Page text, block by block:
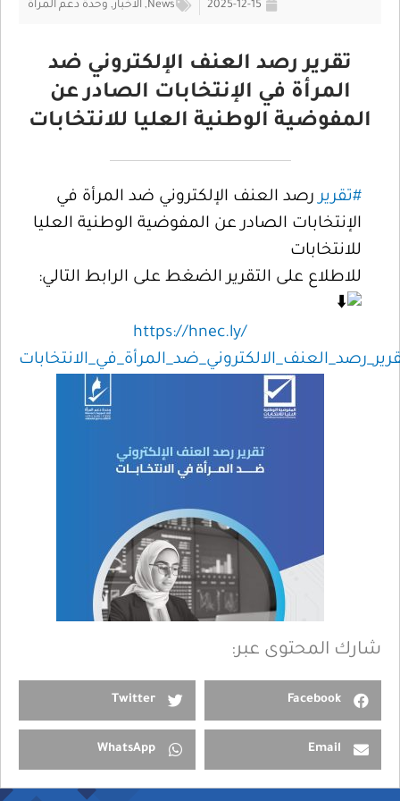
2025-12-15
News
, الأخبار, وحدة دعم المرأة
تقرير رصد العنف الإلكتروني ضد
المرأة في الإنتخابات الصادر عن
المفوضية الوطنية العليا للانتخابات
#تقريررصد العنف الإلكتروني ضد المرأة في
الإنتخابات الصادر عن المفوضية الوطنية العليا
للانتخابات
للاطلاع على التقرير الضغط على الرابط التالي:
https://hnec.ly/
شارك المحتوى عبر:
Facebook
Twitter
Email
WhatsApp